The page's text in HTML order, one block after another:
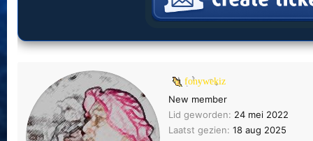
fonywekiz
New member
Lid geworden
24 mei 2022
Laatst gezien 18 aug 2025